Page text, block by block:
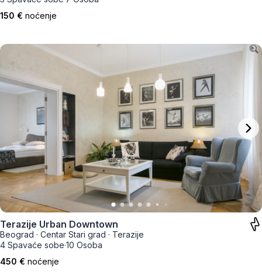
150 € noćenje
Terazije Urban Downtown
Beograd · Centar Stari grad · Terazije
4 Spavaće sobe·10 Osoba
450 € noćenje